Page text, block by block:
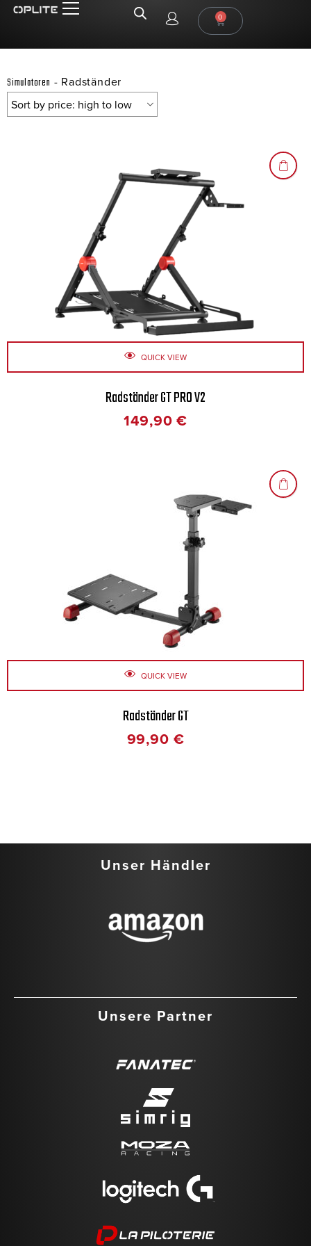
0
Simulatoren - Radständer
QUICK VIEW
Radständer GT PRO V2
149,90€
QUICK VIEW
Radständer GT
99,90 €
Unser Händler
Unsere Partner